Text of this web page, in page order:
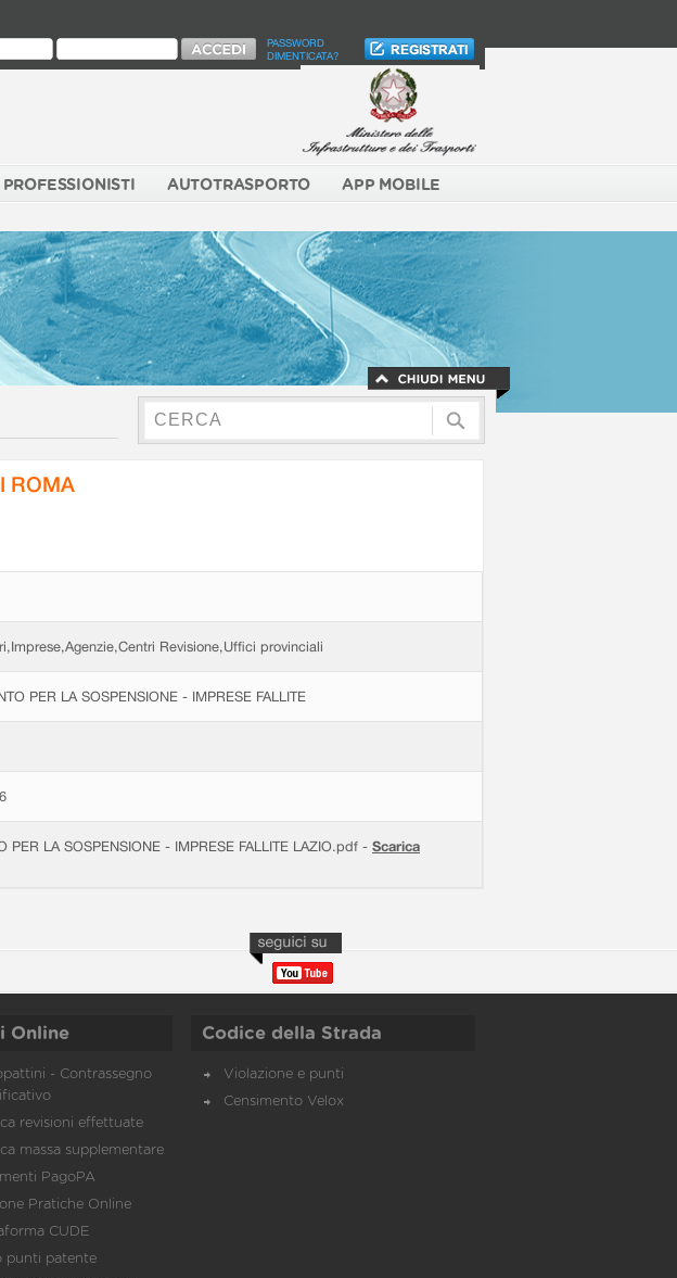
PASSWORD
DIMENTICATA?
PROFESSIONISTI AUTOTRASPORTO APP MOBILE
ROMA
Revisione,Uffici provinciali
PER LA SOSPENSIONE - IMPRESE FALLITE
PER LA SOSPENSIONE - IMPRESE FALLITE LAZIO.pdf - Scarica
Online
- Contrassegno
revisioni effettuate
massa supplementare
PagoPA
Pratiche Online
CUDE
punti patente
Codice della Strada
Violazione e punti
Censimento Velox